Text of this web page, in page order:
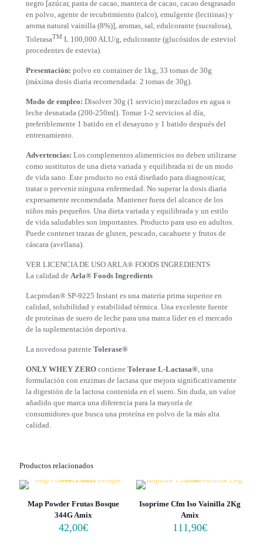
negro [azúcar, pasta de cacao, manteca de cacao, cacao desgrasado
en polvo, agente de recubrimiento (talco), emulgente (lecitinas) y
aroma natural vainilla (8%)], aromas, sal, edulcorante (sucralosa),
TolerasaTM L 100,000 ALU/g, edulcorante (glucósidos de esteviol
procedentes de estevia).
Presentación: polvo en container de 1kg, 33 tomas de 30g
(máxima dosis diaria recomendada: 2 tomas de 30g).
Modo de empleo: Disolver 30g (1 servicio) mezclados en agua o
leche desnatada (200-250ml). Tomar 1-2 servicios al día,
preferiblemente 1 batido en el desayuno y 1 batido después del
entrenamiento.
Advertencias: Los complementos alimenticios no deben utilizarse
como sustitutos de una dieta variada y equilibrada ni de un modo
de vida sano. Este producto no está diseñado para diagnosticar,
tratar o prevenir ninguna enfermedad. No superar la dosis diaria
expresamente recomendada. Mantener fuera del alcance de los
niños más pequeños. Una dieta variada y equilibrada y un estilo
de vida saludables son importantes. Producto para uso en adultos.
Puede contener trazas de gluten, pescado, cacahuete y frutos de
cáscara (avellana).
VER LICENCIA DE USO ARLA® FOODS INGREDIENTS
La calidad deArla® Foods Ingredients
Lacprodan® SP-9225 Instant es una materia prima superior en
calidad, solubilidad y estabilidad térmica. Una excelente fuente
de proteínas de suero de leche para una marca líder en el mercado
de la suplementación deportiva.
La novedosa patenteTolerase®
ONLY WHEY ZERO contieneTolerase L-Lactasa®, una
formulación con enzimas de lactasa que mejora significativamente
la digestión de la lactosa contenida en el suero. Sin duda, un valor
añadido que marca una diferencia para la mayoría de
consumidores que busca una proteína en polvo de la más alta
calidad.
Productos relacionados
Map Powder Frutas Bosque
344G Amix
42,00€
Isoprime Cfm Iso Vainilla 2Kg
Amix
111,90€